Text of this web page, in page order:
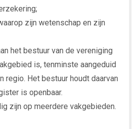
zijn wetenschap en zijn
het bestuur van de vereniging
is, tenminste aangeduid
regio. Het bestuur houdt daarvan
is openbaar.
zijn op meerdere vakgebieden.